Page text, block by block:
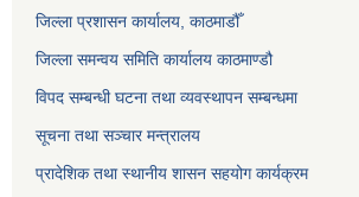
जिल्ला प्रशासन कार्यालय, काठमाडौँ
जिल्ला समन्वय समिति कार्यालय काठमाण्ड‌ौ
विपद सम्बन्धी घटना तथा व्यवस्थापन सम्बन्धमा
सूचना तथा सञ्चार मन्त्रालय
प्रादेशिक तथा स्थानीय शासन सहयोग कार्यक्रम